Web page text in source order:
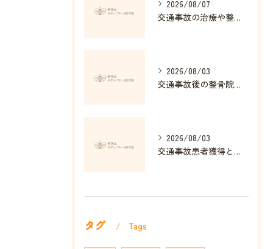
2026/08/07
交通事故の治療や整骨院選び東京都で損しない進め方と費用の基本
2026/08/03
交通事故後の整骨院効果を秋葉原駅で実感できる理由と通院の流れ
2026/08/03
交通事故患者獲得と整骨院経営戦略を東京都千代田区丸の内丸の内ビルディングで成功させる方法
タグ Tags